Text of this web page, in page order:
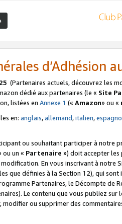
d’Adhésion
(Partenaires actuels, découvrez les
dédié aux partenaires (le « Site
listées en Annexe 1 (« Amazon» ou «
en: anglais,allemand,italien,
ou souhaitant participer à notre
ou un « Partenaire ») doit accepter les
En vous inscrivant à notre
que définies à la Section 12), qui
Partenaires, le Décompte de
Le contenu que vous publiez
ou supprimer des